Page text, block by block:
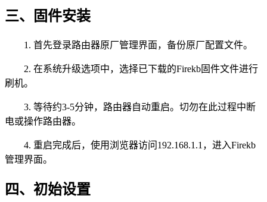
三、固件安装
1. 首先登录路由器原厂管理界面，备份原厂配置文件。
2. 在系统升级选项中，选择已下载的Firekb固件文件进行
刷机。
3. 等待约3-5分钟，路由器自动重启。切勿在此过程中断
电或操作路由器。
4. 重启完成后，使用浏览器访问192.168.1.1，进入Firekb
管理界面。
四、初始设置